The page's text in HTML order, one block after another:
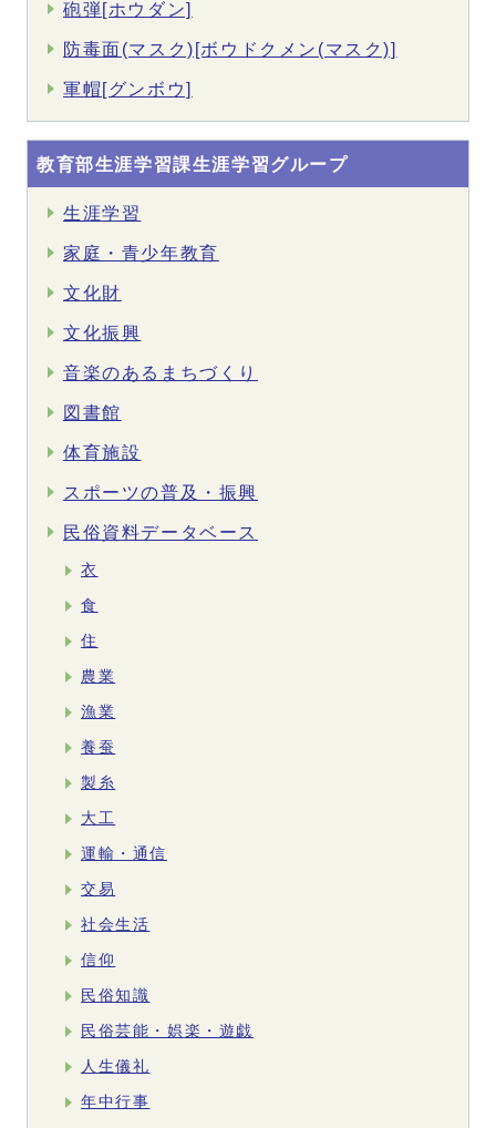
砲弾[ホウダン]
防毒面(マスク)[ボウドクメン(マスク)]
軍帽[グンボウ]
教育部生涯学習課生涯学習グループ
生涯学習
家庭・青少年教育
文化財
文化振興
音楽のあるまちづくり
図書館
体育施設
スポーツの普及・振興
民俗資料データベース
衣
食
住
農業
漁業
養蚕
製糸
大工
運輸・通信
交易
社会生活
信仰
民俗知識
民俗芸能・娯楽・遊戯
人生儀礼
年中行事